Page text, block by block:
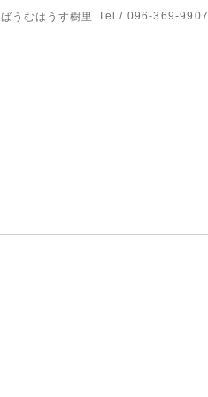
ばうむはうす樹里 Tel / 096-369-9907